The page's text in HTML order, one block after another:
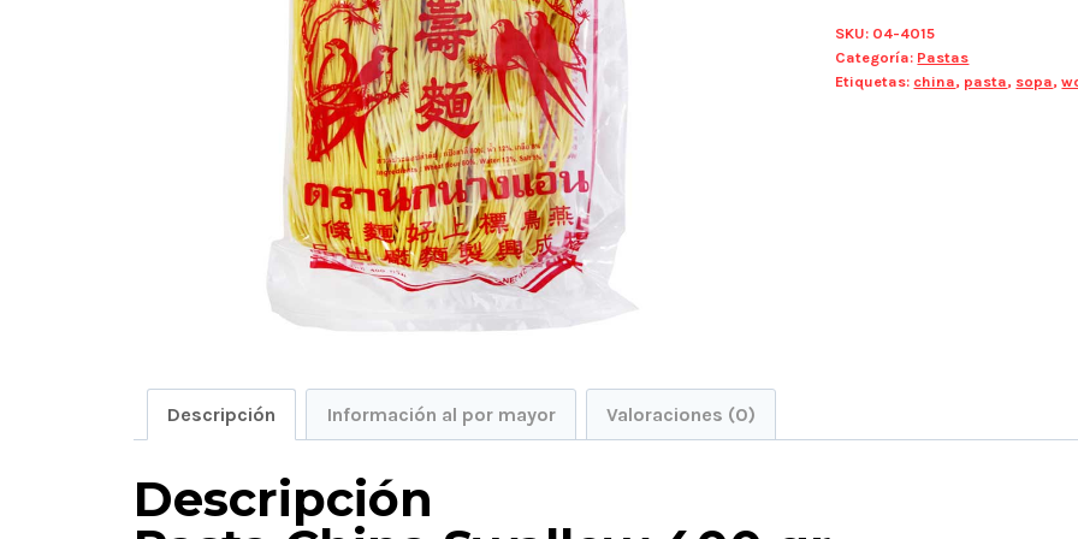
SKU: 04-4015
Categoría: Pastas
Etiquetas: china, pasta, sopa,
Descripción Información al por mayor Valoraciones (0)
Descripción